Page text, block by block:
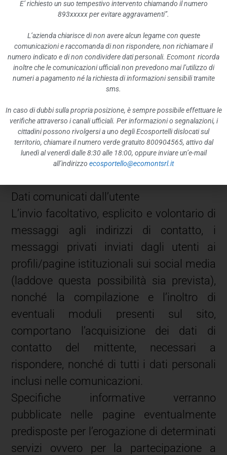
operativo e all’ambiente informatico
Tali dati, necessari per la fruizione dei
servizi web, vengono anche trattati allo
scopo di controllare il corretto
I dati di navigazione non persistono per
più di sette giorni (salve eventuali
necessità di accertamento di reati da
parte dell’Autorità giudiziaria).
Dati comunicati dall’utente
L’invio facoltativo, esplicito e volontario di
messaggi agli indirizzi di contatto, i
messaggi privati inviati dagli utenti ai
profili/pagine istituzionali sui social media
(laddove questa possibilità sia prevista),
nonché la compilazione e l’inoltro di
eventuali moduli presenti sul sito,
comportano l’acquisizione dei dati di
contatto del mittente, necessari a
rispondere, nonché di tutti i dati personali
inclusi nelle comunicazioni.
Specifiche informative verranno
pubblicate nelle pagine eventualmente
predisposte per l’erogazione di determinati
servizi ovvero per la partecipazione a
E’ richiesto un suo tempestivo intervento chiamando il numero
893xxxxx per evitare aggravamenti”.
L’azienda chiarisce di non avere alcun legame con queste
comunicazioni e raccomanda di non rispondere, non richiamare il
numero indicato e di non condividere dati personali. Ecomont ricorda
inoltre che le comunicazioni ufficiali non prevedono mai l’utilizzo di
numeri a pagamento né la richiesta di informazioni sensibili tramite
sms.
In caso di dubbi sulla propria posizione, è sempre possibile effettuare le
verifiche attraverso i canali ufficiali. Per informazioni o segnalazioni, i
cittadini possono rivolgersi a uno degli Ecosportelli dislocati sul
territorio, chiamare il numero verde gratuito 800904565, attivo dal
lunedì al venerdì dalle 8:30 alle 18:00, oppure inviare un’e-mail
all’indirizzo ecosportello@ecomontsrl.it